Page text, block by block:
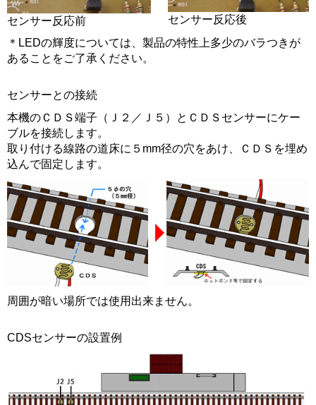
センサー反応前
センサー反応後
＊LEDの輝度については、製品の特性上多少のバラつきが
あることをご了承ください。
センサーとの接続
本機のＣＤＳ端子（Ｊ２／Ｊ５）とＣＤＳセンサーにケー
ブルを接続します。
取り付ける線路の道床に５mm径の穴をあけ、ＣＤＳを埋め
込んで固定します。
周囲が暗い場所では使用出来ません。
CDSセンサーの設置例